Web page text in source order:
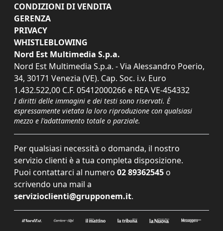
CONDIZIONI DI VENDITA
GERENZA
PRIVACY
WHISTLEBLOWING
Nord Est Multimedia S.p.a.
Nord Est Multimedia S.p.a. - Via Alessandro Poerio,
34, 30171 Venezia (VE). Cap. Soc. i.v. Euro
1.432.522,00 C.F. 05412000266 e REA VE-454332
I diritti delle immagini e dei testi sono riservati. È
espressamente vietata la loro riproduzione con qualsiasi
mezzo e l'adattamento totale o parziale.
Per qualsiasi necessità o domanda, il nostro
servizio clienti è a tua completa disposizione.
Puoi contattarci al numero 02 89362545 o
scrivendo una mail a
servizioclienti@grupponem.it.